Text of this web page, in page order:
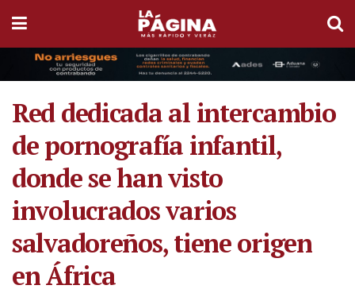
Red dedicada al intercambio
de pornografía infantil,
donde se han visto
involucrados varios
salvadoreños, tiene origen
en África